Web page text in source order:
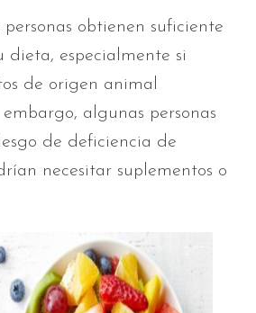
obtienen suficiente
dieta, especialmente si
de origen animal
algunas personas
de deficiencia de
necesitar suplementos o